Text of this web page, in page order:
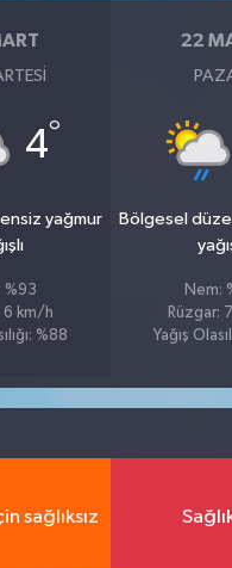
4°
yağmur
%93
6 km/h
%88
22
Bölgesel
Nem:
Rüzgar:
Yağış
sağlıksız